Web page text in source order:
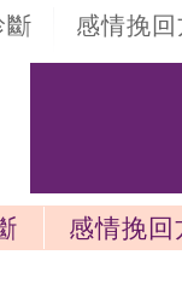
斷 感情挽
感情挽